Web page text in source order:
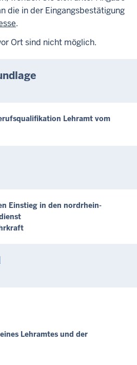
die in der Eingangsbestätigung
.
Ort sind nicht möglich.
Lehramt vom
Einstieg in den nordrhein-
Lehramtes und der